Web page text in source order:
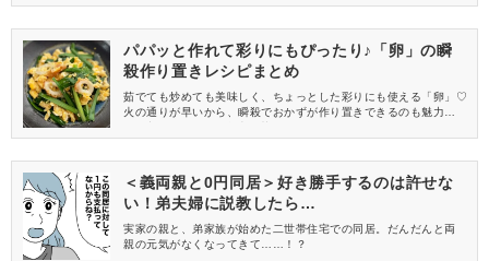
作れるので、気軽にマネしてみてくださいね！
パパッと作れて彩りにもぴったり♪「卵」の瞬
殺作り置きレシピまとめ
茹でても炒めても美味しく、ちょっとした彩りにも使える「卵」♡
火の通りが早いから、瞬殺でおかずが作り置きできるのも魅力で
トしました！
＜義両親と0円同居＞好き勝手するのは許せな
い！弟夫婦に説教したら…
実家の親と、弟家族が始めた二世帯住宅での同居。だんだんと両
親の元気がなくなってきて……！？